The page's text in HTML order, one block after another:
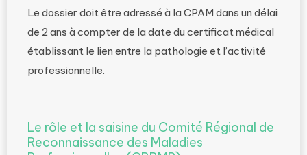
Le dossier doit être adressé à la CPAM dans un délai
de 2 ans à compter de la date du certificat médical
établissant le lien entre la pathologie et l’activité
professionnelle.
Le rôle et la saisine du Comité Régional de
Reconnaissance des Maladies